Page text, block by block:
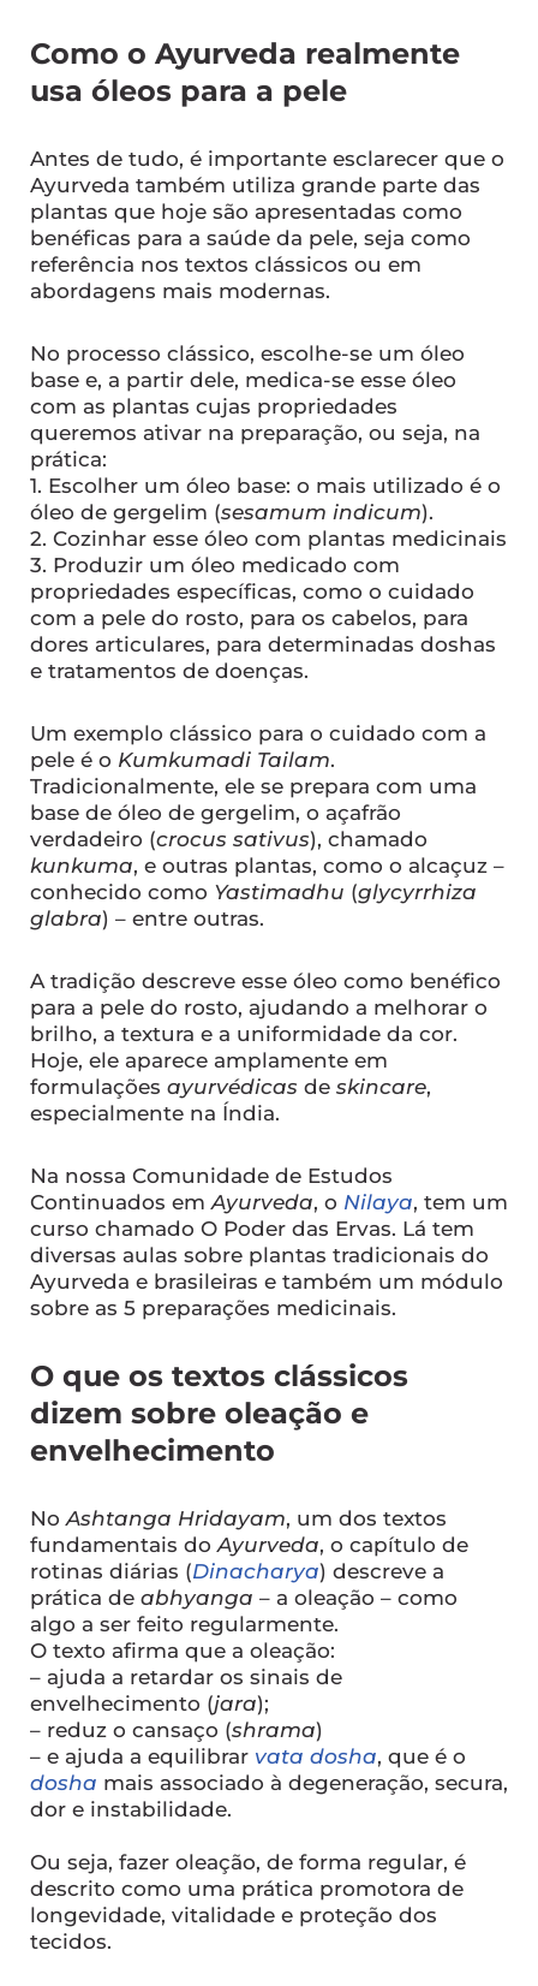
Como o Ayurveda realmente
usa óleos para a pele
Antes de tudo, é importante esclarecer que o
Ayurveda também utiliza grande parte das
plantas que hoje são apresentadas como
benéficas para a saúde da pele, seja como
referência nos textos clássicos ou em
abordagens mais modernas.
No processo clássico, escolhe-se um óleo
base e, a partir dele, medica-se esse óleo
com as plantas cujas propriedades
queremos ativar na preparação, ou seja, na
prática:
1. Escolher um óleo base: o mais utilizado é o
óleo de gergelim (sesamum indicum).
2. Cozinhar esse óleo com plantas medicinais
3. Produzir um óleo medicado com
propriedades específicas, como o cuidado
com a pele do rosto, para os cabelos, para
dores articulares, para determinadas doshas
e tratamentos de doenças.
Um exemplo clássico para o cuidado com a
pele é o Kumkumadi Tailam.
Tradicionalmente, ele se prepara com uma
base de óleo de gergelim, o açafrão
verdadeiro (crocus sativus), chamado
kunkuma, e outras plantas, como o alcaçuz –
conhecido como Yastimadhu (glycyrrhiza
glabra) – entre outras.
A tradição descreve esse óleo como benéfico
para a pele do rosto, ajudando a melhorar o
brilho, a textura e a uniformidade da cor.
Hoje, ele aparece amplamente em
formulações ayurvédicas de skincare,
especialmente na Índia.
Na nossa Comunidade de Estudos
Continuados emAyurveda, o Nilaya, tem um
curso chamado O Poder das Ervas. Lá tem
diversas aulas sobre plantas tradicionais do
Ayurveda e brasileiras e também um módulo
sobre as 5 preparações medicinais.
O que os textos clássicos
dizem sobre oleação e
envelhecimento
NoAshtanga Hridayam, um dos textos
fundamentais doAyurveda, o capítulo de
rotinas diárias (Dinacharya) descreve a
prática de abhyanga – a oleação – como
algo a ser feito regularmente.
O texto afirma que a oleação:
– ajuda a retardar os sinais de
envelhecimento (jara);
– reduz o cansaço (shrama)
– e ajuda a equilibrar vata dosha, que é o
dosha mais associado à degeneração, secura,
dor e instabilidade.
Ou seja, fazer oleação, de forma regular, é
descrito como uma prática promotora de
longevidade, vitalidade e proteção dos
tecidos.